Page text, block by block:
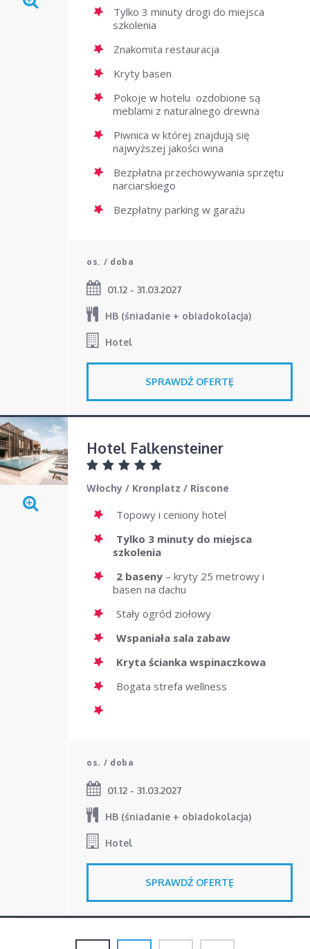
Tylko 3 minuty drogi do miejsca
szkolenia
Znakomita restauracja
Kryty basen
Pokoje w hotelu ozdobione są
meblami z naturalnego drewna
Piwnica w której znajdują się
najwyższej jakości wina
Bezpłatna przechowywania sprzętu
narciarskiego
Bezpłatny parking w garażu
os. / doba
01.12 - 31.03.2027
HB (śniadanie + obiadokolacja)
Hotel
SPRAWDŹ OFERTĘ
Hotel Falkensteiner
Włochy / Kronplatz / Riscone
Topowy i ceniony hotel
Tylko 3 minuty do miejsca
szkolenia
2 baseny – kryty 25 metrowy i
basen na dachu
Stały ogród ziołowy
Wspaniała sala zabaw
Kryta ścianka wspinaczkowa
Bogata strefa wellness
os. / doba
01.12 - 31.03.2027
HB (śniadanie + obiadokolacja)
Hotel
SPRAWDŹ OFERTĘ